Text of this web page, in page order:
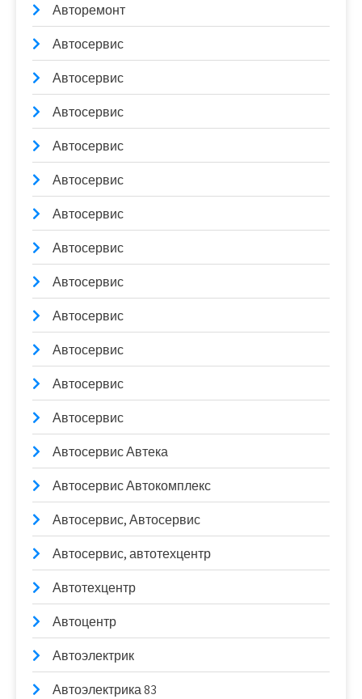
Авторемонт
Автосервис
Автосервис
Автосервис
Автосервис
Автосервис
Автосервис
Автосервис
Автосервис
Автосервис
Автосервис
Автосервис
Автосервис
Автосервис Автека
Автосервис Автокомплекс
Автосервис, Автосервис
Автосервис, автотехцентр
Автотехцентр
Автоцентр
Автоэлектрик
Автоэлектрика 83